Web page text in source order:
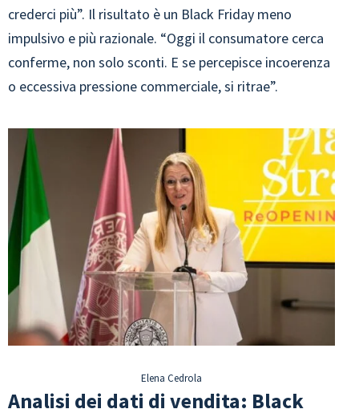
crederci più”. Il risultato è un Black Friday meno
impulsivo e più razionale. “Oggi il consumatore cerca
conferme, non solo sconti. E se percepisce incoerenza
o eccessiva pressione commerciale, si ritrae”.
Elena Cedrola
Analisi dei dati di vendita: Black